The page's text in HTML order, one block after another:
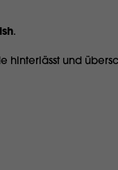
.
hinterlässt und